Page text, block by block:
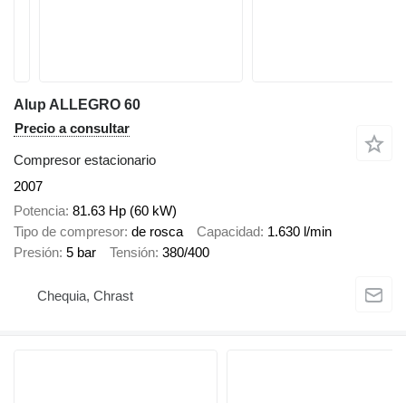
Alup ALLEGRO 60
Precio a consultar
Compresor estacionario
2007
Potencia 81.63 Hp (60 kW)
Tipo de compresor de rosca Capacidad 1.630 l/min
Presión 5 bar Tensión 380/400
Chequia, Chrast